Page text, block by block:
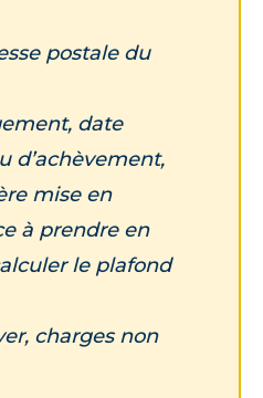
postale du
date
d’achèvement,
mise en
à prendre en
le plafond
charges non